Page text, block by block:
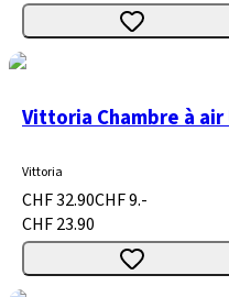
Vittoria
CHF 32.90CHF 9.-
CHF 23.90